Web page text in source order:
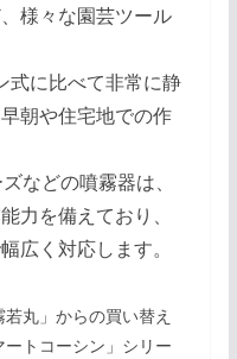
様々な園芸ツール
式に比べて非常に静
朝や住宅地での作
などの噴霧器は、
力を備えており、
広く対応します。
丸」からの買い替え
トコーシン」シリー